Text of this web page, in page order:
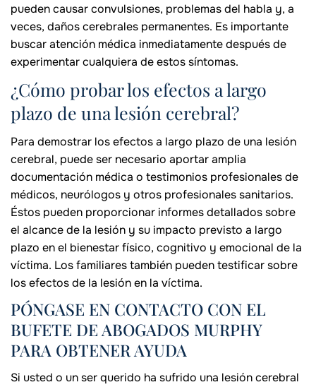
pueden causar convulsiones, problemas del habla y, a
veces, daños cerebrales permanentes. Es importante
buscar atención médica inmediatamente después de
experimentar cualquiera de estos síntomas.
¿Cómo probar los efectos a largo
plazo de una lesión cerebral?
Para demostrar los efectos a largo plazo de una lesión
cerebral, puede ser necesario aportar amplia
documentación médica o testimonios profesionales de
médicos, neurólogos y otros profesionales sanitarios.
Éstos pueden proporcionar informes detallados sobre
el alcance de la lesión y su impacto previsto a largo
plazo en el bienestar físico, cognitivo y emocional de la
víctima. Los familiares también pueden testificar sobre
los efectos de la lesión en la víctima.
PÓNGASE EN CONTACTO CON EL
BUFETE DE ABOGADOS MURPHY
PARA OBTENER AYUDA
Si usted o un ser querido ha sufrido una lesión cerebral